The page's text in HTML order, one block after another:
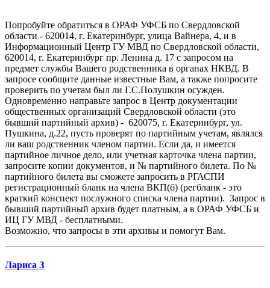
Попробуйте обратиться в ОРАФ УФСБ по Свердловской
области - 620014, г. Екатеринбург, улица Вайнера, 4, и в
Информационный Центр ГУ МВД по Свердловской области,
620014, г. Екатеринбург пр. Ленина д. 17 с запросом на
предмет службы Вашего родственника в органах НКВД. В
запросе сообщите данные известные Вам, а также попросите
проверить по учетам был ли Г.С.Полушкин осужден.
Одновременно направьте запрос в Центр документации
общественных организаций Свердловской области (это
бывший партийный архив) - 620075, г. Екатеринбург, ул.
Пушкина, д.22, пусть проверят по партийным учетам, являлся
ли ваш родственник членом партии. Если да, и имеется
партийное личное дело, или учетная карточка члена партии,
запросите копии документов, и № партийного билета. По №
партийного билета вы сможете запросить в РГАСПИ
регистрационный бланк на члена ВКП(б) (регбланк - это
краткий конспект послужного списка члена партии). Запрос в
бывший партийный архив будет платным, а в ОРАФ УФСБ и
ИЦ ГУ МВД - бесплатными.
Возможно, что запросы в эти архивы и помогут Вам.
Лариса З